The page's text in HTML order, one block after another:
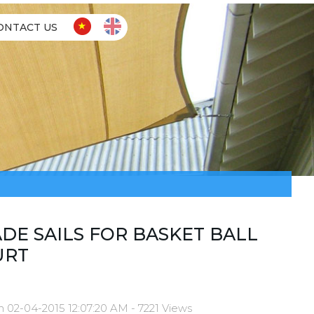
US
SAILS FOR BASKET BALL
02-04-2015 12:07:20 AM - 7221 Views